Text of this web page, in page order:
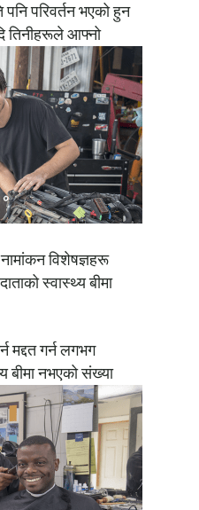
परिवर्तन भएको हुन
तिनीहरूले आफ्नो
विशेषज्ञहरू
स्वास्थ्य बीमा
मद्दत गर्न लगभग
बीमा नभएको संख्या